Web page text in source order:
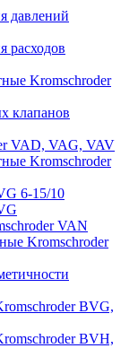
давлений
расходов
Kromschroder
клапанов
VAD, VAG, VAV
Kromschroder
6-15/10
VAN
Kromschroder
BVG,
BVH,